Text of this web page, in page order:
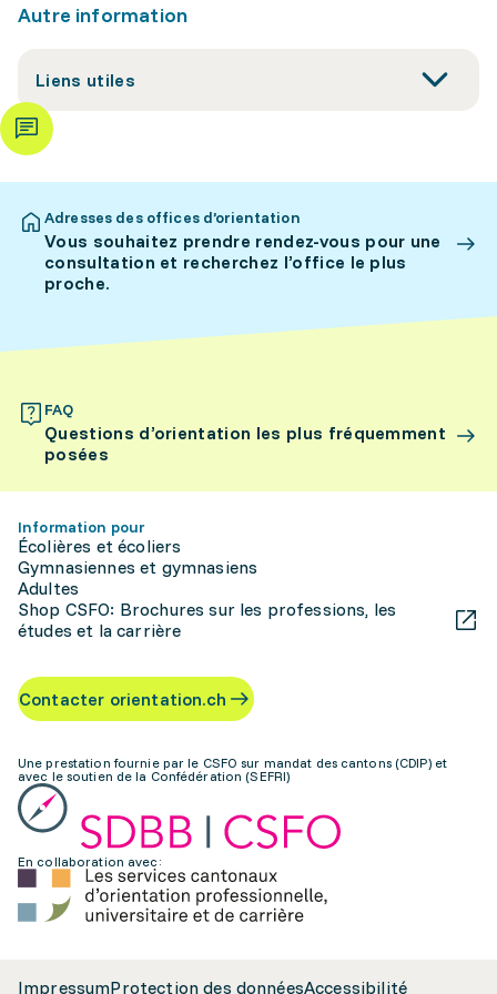
Autre information
Liens utiles
Adresses des offices d’orientation
Vous souhaitez prendre rendez-vous pour une
consultation et recherchez l’office le plus
proche.
FAQ
Questions d’orientation les plus fréquemment
posées
Information pour
Écolières et écoliers
Gymnasiennes et gymnasiens
Adultes
Shop CSFO: Brochures sur les professions, les
études et la carrière
Contacter orientation.ch
Une prestation fournie par le CSFO sur mandat des cantons (CDIP) et
avec le soutien de la Confédération (SEFRI)
En collaboration avec:
ImpressumProtection des donnéesAccessibilité